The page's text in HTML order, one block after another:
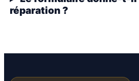
réparation ?